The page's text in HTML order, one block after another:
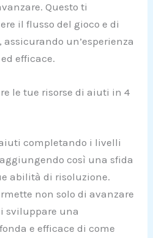
Questo ti
il flusso del gioco e di
un’esperienza
efficace.
le tue risorse di aiuti in 4
completando i livelli
così una sfida
abilità di risoluzione.
non solo di avanzare
sviluppare una
e efficace di come